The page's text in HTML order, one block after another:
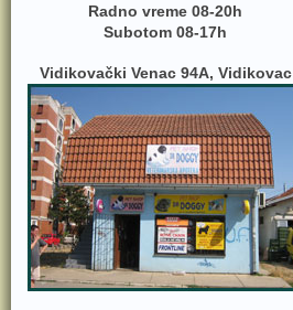
Radno vreme 08-20h
Subotom 08-17h
Vidikovački Venac 94A, Vidikovac